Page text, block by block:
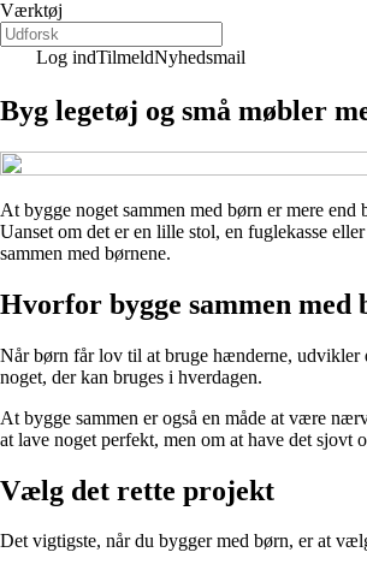
Værktøj
Log indTilmeldNyhedsmail
Byg legetøj og små møbler
At bygge noget sammen med børn er mere
Uanset om det er en lille stol, en fuglekasse
sammen med børnene.
Hvorfor bygge sammen med
Når børn får lov til at bruge hænderne, udvikler
noget, der kan bruges i hverdagen.
At bygge sammen er også en måde at være
at lave noget perfekt, men om at have det sjovt
Vælg det rette projekt
Det vigtigste, når du bygger med børn, er at